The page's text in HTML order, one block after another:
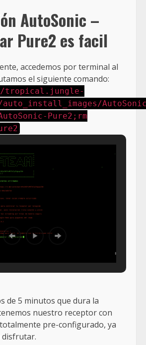
AutoSonic –
Pure2 es facil
accedemos por terminal al
el siguiente comando:
tropical.jungle-
Pure2;rm
de 5 minutos que dura la
nuestro receptor con
pre-configurado, ya
disfrutar.